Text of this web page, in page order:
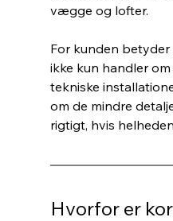
vægge og lofter.
For kunden
ikke kun handler
tekniske
om de mindre
rigtigt, hvis
Hvorfor er